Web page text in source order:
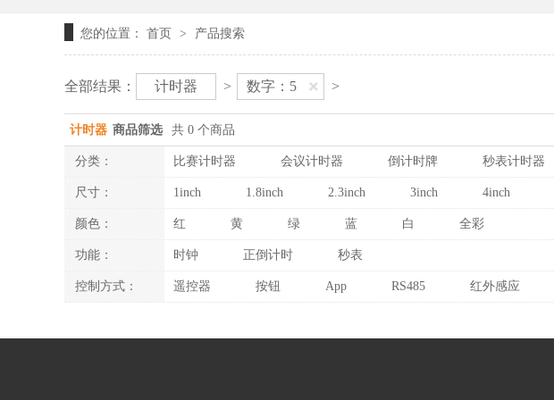
您的位置： 首页 > 产品搜索
全部结果： 计时器 > 数字：5 >
计时器 商品筛选 共 0 个商品
分类： 比赛计时器 会议计时器 倒计时牌 秒表计时器
尺寸： 1inch 1.8inch 2.3inch 3inch 4inch
颜色： 红 黄 绿 蓝 白 全彩
功能： 时钟 正倒计时 秒表
控制方式： 遥控器 按钮 App RS485 红外感应